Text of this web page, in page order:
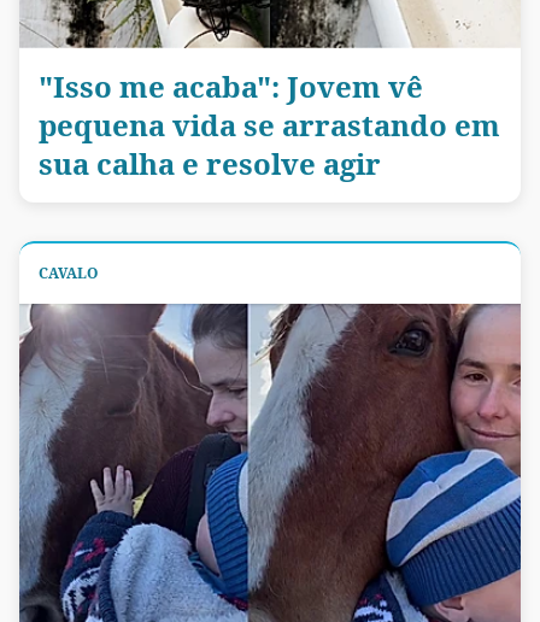
"Isso me acaba": Jovem vê
pequena vida se arrastando em
sua calha e resolve agir
CAVALO